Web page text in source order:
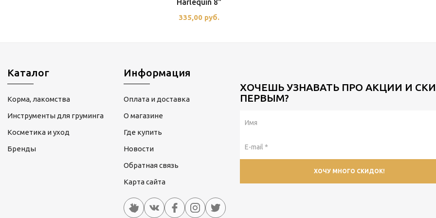
Harlequin 8"
335,00 руб.
Каталог
Корма, лакомства
Инструменты для груминга
Косметика и уход
Бренды
Информация
Оплата и доставка
О магазине
Где купить
Новости
Обратная связь
Карта сайта
ХОЧЕШЬ УЗНАВАТЬ ПРО АКЦИИ И
ПЕРВЫМ?